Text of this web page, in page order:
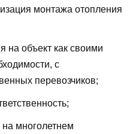
монтажа отопления
на объект как своими
с
перевозчиков;
многолетнем